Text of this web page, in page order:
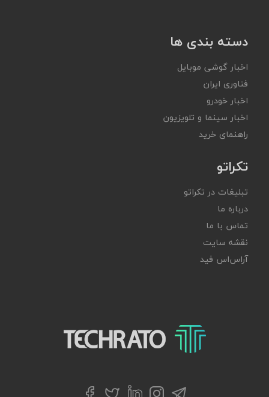
دسته بندی ها
اخبار گوشی موبایل
فناوری ایران
اخبار خودرو
اخبار سینما و تلویزیون
راهنمای خرید
تکراتو
تبلیغات در تکراتو
درباره ما
تماس با ما
نقشه سایت
آر‌اس‌اس فید
تکراتو – زندگی با تکنولوژی
تلگراماینستاگرام
لینکداینتوییترفیسبوک